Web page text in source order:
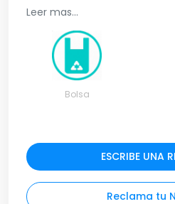
mayoristas. Además, todas
hechas con materiales
lo que garantiza que
necesitas de manera
compra en Bogotá.
Leer mas...
Bolsa
ESCRIBE UNA
Reclama tu